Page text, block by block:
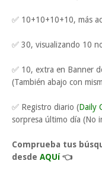
✅ 10+10+10+10, más
✅ 30, visualizando 10
✅ 10, extra en Banner
(También abajo con
✅ Registro diario (Daily
sorpresa último día (No
Comprueba tus
desde AQUí👈